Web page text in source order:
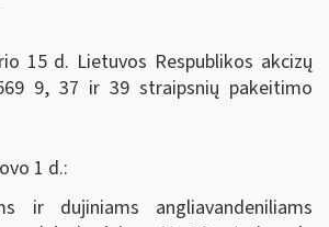
15 d. Lietuvos Respublikos akcizų
9, 37 ir 39 straipsnių pakeitimo
1 d.:
ir dujiniams angliavandeniliams